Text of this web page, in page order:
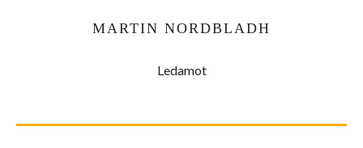
MARTIN NORDBLADH
Ledamot